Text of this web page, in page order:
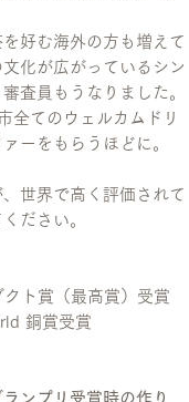
好む海外の方も増えて
化が広がっているシン
査員もうなりました。
全てのウェルカムドリ
ーをもらうほどに。
世界で高く評価されて
ださい。
ト賞（最高賞）受賞
銅賞受賞
ンプリ受賞時の作り